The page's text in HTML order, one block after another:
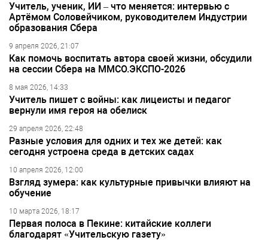
Учитель, ученик, ИИ – что меняется: интервью с
Артёмом Соловейчиком, руководителем Индустрии
образования Сбера
9 апреля 2026, 21:07
Как помочь воспитать автора своей жизни, обсудили
на сессии Сбера на ММСО.ЭКСПО-2026
8 мая 2026, 14:33
Учитель пишет с войны: как лицеисты и педагог
вернули имя героя на обелиск
29 апреля 2026, 22:48
Разные условия для одних и тех же детей: как
сегодня устроена среда в детских садах
10 апреля 2026, 12:00
Взгляд зумера: как культурные привычки влияют на
обучение
10 марта 2026, 18:17
Первая полоса в Пекине: китайские коллеги
благодарят «Учительскую газету»